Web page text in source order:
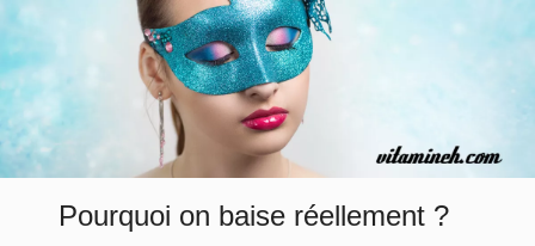
Pourquoi on baise réellement ?